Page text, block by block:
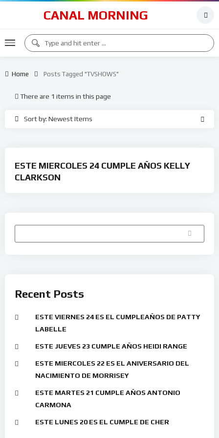
CANAL MORNING
Home Posts Tagged "TVSHOWS"
Sort by: Newest Items
There are 1 items in this page
ESTE MIERCOLES 24 CUMPLE AÑOS KELLY
CLARKSON
Buscar
Recent Posts
ESTE VIERNES 24 ES EL CUMPLEAÑOS DE PATTY
LABELLE
ESTE JUEVES 23 CUMPLE AÑOS HEIDI RANGE
ESTE MIERCOLES 22 ES EL ANIVERSARIO DEL
NACIMIENTO DE MORRISEY
ESTE MARTES 21 CUMPLE AÑOS ANTONIO
CARMONA
ESTE LUNES 20 ES EL CUMPLE DE CHER